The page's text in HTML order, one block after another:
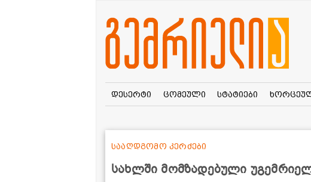
დესერტი ცომეული სტატიები
სახლში მომზადებული
სააღდგომო კერძები